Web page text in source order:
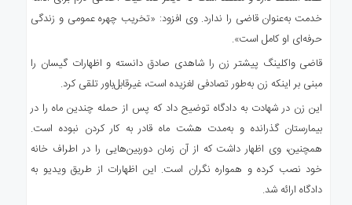
خدمت به‌عنوان قاضی را ندارد. وی افزود: «تخریب چهره عمومی و زندگی
حرفه‌ای او کامل است».
قاضی واکلینگ پیشتر زن را شاهدی صادق دانسته و اظهارات گیسان را
مبنی بر اینکه زن به‌طور تصادفی لغزیده است، غیرقابل‌باور تلقی کرد.
این زن در شهادت به دادگاه توضیح داد که پس از حمله چندین ماه را در
بیمارستان گذرانده و به‌مدت هشت ماه قادر به کار کردن نبوده است.
همچنین، وی اظهار داشت که از آن زمان دوربین‌هایی را در اطراف خانه
خود نصب کرده و همواره نگران است. این اظهارات از طریق ویدیو به
دادگاه ارائه شد.